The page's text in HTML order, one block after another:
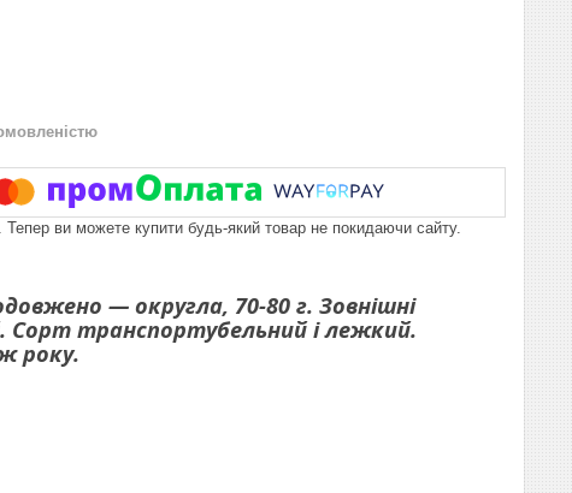
Тепер ви можете купити будь-який товар не покидаючи сайту.
— округла, 70-80 г. Зовнішні
Сорт транспортубельний і лежкий.
року.